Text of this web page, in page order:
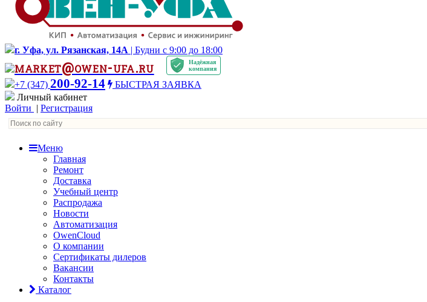
г. Уфа, ул. Рязанская, 14А | Будни с 9:00 до 18:00
market@owen-ufa.ru
Надёжная
компания
+7 (347) 200-92-14
БЫСТРАЯ ЗАЯВКА
Личный кабинет
Войти | Регистрация
Меню
Главная
Ремонт
Доставка
Учебный центр
Распродажа
Новости
Автоматизация
OwenCloud
О компании
Сертификаты дилеров
Вакансии
Контакты
Каталог